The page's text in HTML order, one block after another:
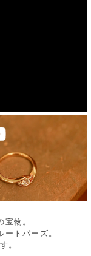
物。
トパーズ。
。